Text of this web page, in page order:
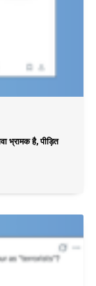
भ्रामक है, पीड़ित